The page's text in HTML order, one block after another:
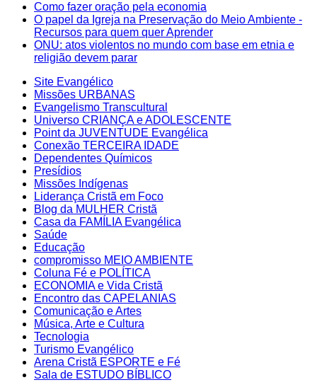
Como fazer oração pela economia
O papel da Igreja na Preservação do Meio Ambiente -
Recursos para quem quer Aprender
ONU: atos violentos no mundo com base em etnia e
religião devem parar
Site Evangélico
Missões URBANAS
Evangelismo Transcultural
Universo CRIANÇA e ADOLESCENTE
Point da JUVENTUDE Evangélica
Conexão TERCEIRA IDADE
Dependentes Químicos
Presídios
Missões Indígenas
Liderança Cristã em Foco
Blog da MULHER Cristã
Casa da FAMÍLIA Evangélica
Saúde
Educação
compromisso MEIO AMBIENTE
Coluna Fé e POLÍTICA
ECONOMIA e Vida Cristã
Encontro das CAPELANIAS
Comunicação e Artes
Música, Arte e Cultura
Tecnologia
Turismo Evangélico
Arena Cristã ESPORTE e Fé
Sala de ESTUDO BÍBLICO